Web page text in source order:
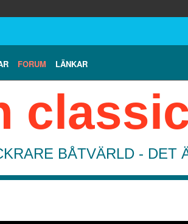
FORUM LÄNKAR
BÅTVÄRLD - DET